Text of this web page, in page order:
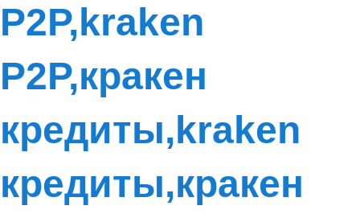
P2P,kraken
P2P,кракен
кредиты,kraken
кредиты,кракен